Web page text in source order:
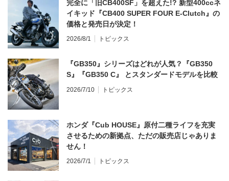
完全に「旧CB400SF」を超えた!? 新型400ccネ
イキッド『CB400 SUPER FOUR E-Clutch』の
価格と発売日が決定！
2026/8/1 トピックス
『GB350』シリーズはどれが人気？『GB350
S』『GB350 C』 とスタンダードモデルを比較
2026/7/10 トピックス
ホンダ『Cub HOUSE』原付二種ライフを充実
させるための新拠点、ただの販売店じゃありま
せん！
2026/7/1 トピックス